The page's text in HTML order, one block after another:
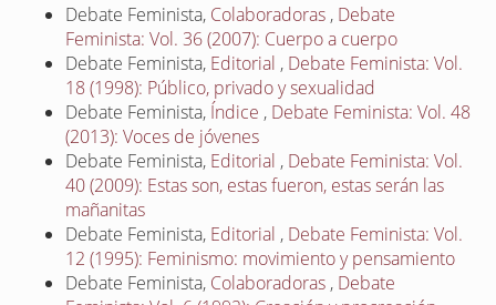
Debate Feminista, Colaboradoras , Debate
Feminista: Vol. 36 (2007): Cuerpo a cuerpo
Debate Feminista, Editorial , Debate Feminista: Vol.
18 (1998): Público, privado y sexualidad
Debate Feminista, Índice , Debate Feminista: Vol. 48
(2013): Voces de jóvenes
Debate Feminista, Editorial , Debate Feminista: Vol.
40 (2009): Estas son, estas fueron, estas serán las
mañanitas
Debate Feminista, Editorial , Debate Feminista: Vol.
12 (1995): Feminismo: movimiento y pensamiento
Debate Feminista, Colaboradoras , Debate